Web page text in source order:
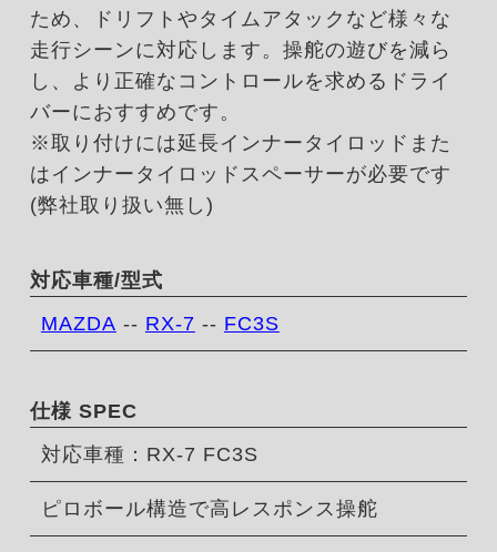
ため、ドリフトやタイムアタックなど様々な
走行シーンに対応します。操舵の遊びを減ら
し、より正確なコントロールを求めるドライ
バーにおすすめです。
※取り付けには延長インナータイロッドまた
はインナータイロッドスペーサーが必要です
(弊社取り扱い無し)
対応車種/型式
MAZDA -- RX-7 -- FC3S
仕様 SPEC
対応車種：RX-7 FC3S
ピロボール構造で高レスポンス操舵